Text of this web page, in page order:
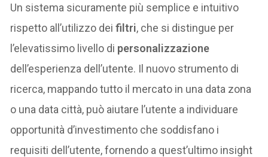
Un sistema sicuramente più semplice e intuitivo
rispetto all’utilizzo deifiltri, che si distingue per
l’elevatissimo livello di personalizzazione
dell’esperienza dell’utente. Il nuovo strumento di
ricerca, mappando tutto il mercato in una data zona
o una data città, può aiutare l’utente a individuare
opportunità d’investimento che soddisfano i
requisiti dell’utente, fornendo a quest’ultimo insight